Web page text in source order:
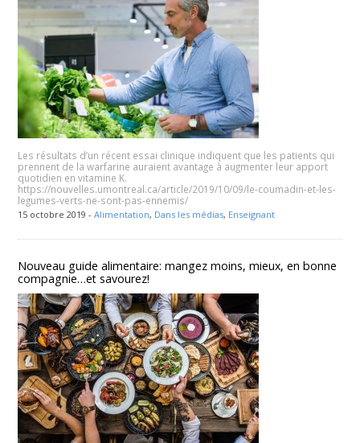
Les résultats d’un récent essai clinique indiquent que les patients qui
prennent de la warfarine auraient avantage à augmenter leur apport
quotidien en vitamine K.
https://nouvelles.umontreal.ca/article/2019/10/09/le-coumadin-et-les-
legumes-verts-ne-sont-pas-ennemis/
15 octobre 2019 -Alimentation, Dans les médias, Enseignant
Nouveau guide alimentaire: mangez moins, mieux, en bonne
compagnie…et savourez!